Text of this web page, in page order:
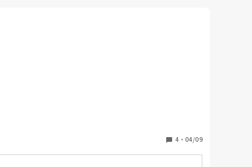
する。
置かないでと言う、主担任と私で部屋にいたが、主
んと見といて！｣と怒る。など)
4 ・ 04/09